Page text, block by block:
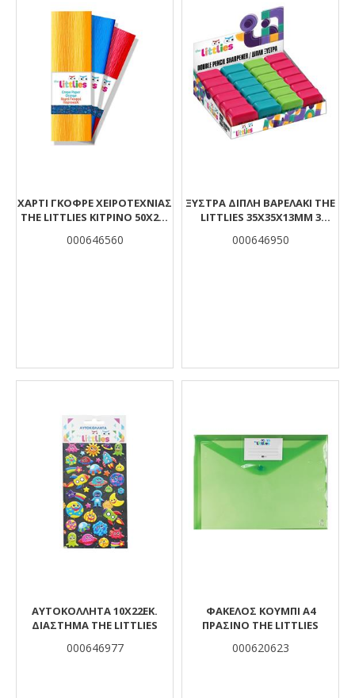
ΧΑΡΤΊ ΓΚΟΦΡΈ ΧΕΙΡΟΤΕΧΝΊΑΣ
THE LITTLIES ΚΊΤΡΙΝΟ 50X200
000646560
ΞΎΣΤΡΑ ΔΙΠΛΉ ΒΑΡΕΛΆΚΙ THE
LITTLIES 35X35X13MM 3
000646950
ΑΥΤΟΚΟΛΛΗΤΑ 10X22EK.
ΔΙΑΣΤΗΜΑ THE LITTLIES
000646977
ΦΆΚΕΛΟΣ ΚΟΥΜΠΊ Α4
ΠΡΑΣΙΝΟ THE LITTLIES
000620623